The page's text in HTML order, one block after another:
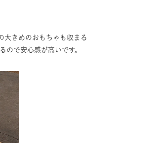
大きめのおもちゃも収まる
ので安心感が高いです。